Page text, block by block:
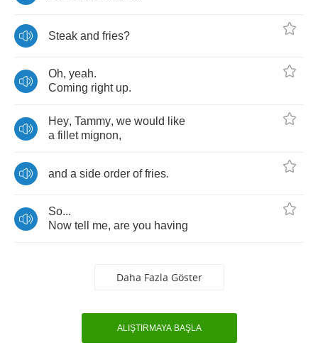
Steak and fries?
Oh, yeah.
Coming right up.
Hey, Tammy, we would
like
a fillet mignon,
and a side order of fries.
So...
Now tell me, are you having
Daha Fazla Göster
ALIŞTIRMAYA BAŞLA